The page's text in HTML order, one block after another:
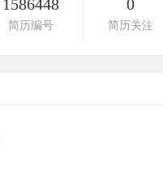
1586448
简历编号
0
简历关注